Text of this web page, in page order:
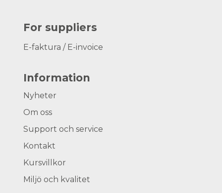
For suppliers
E-faktura / E-invoice
Information
Nyheter
Om oss
Support och service
Kontakt
Kursvillkor
Miljö och kvalitet